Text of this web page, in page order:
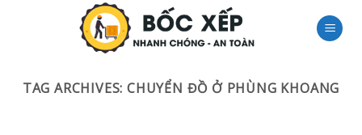
TAG ARCHIVES: CHUYỂN ĐỒ Ở PHÙNG KHOANG